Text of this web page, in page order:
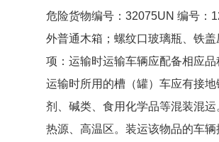
危险货物编号：32075UN 编号：
外普通木箱；螺纹口玻璃瓶、铁
项：运输时运输车辆应配备相应
运输时所用的槽（罐）车应有接
剂、碱类、食用化学品等混装混
热源、高温区。装运该物品的车